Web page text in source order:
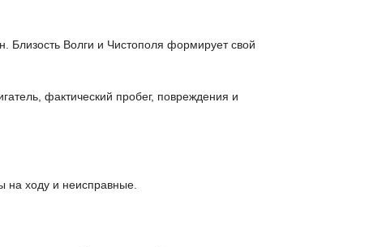
Близость Волги и Чистополя формирует свой
фактический пробег, повреждения и
на ходу и неисправные.